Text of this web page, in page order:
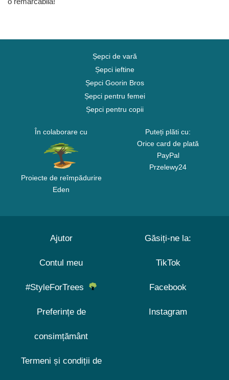
Șepci de vară
Șepci ieftine
Șepci Goorin Bros
Șepci pentru femei
Șepci pentru copii
În colaborare cu
Proiecte de reîmpădurire
Eden
Puteți plăti cu:
Orice card de plată
PayPal
Przelewy24
Ajutor
Contul meu
#StyleForTrees
Preferințe de
consimțământ
Termeni și condiții de
Găsiți-ne la:
TikTok
Facebook
Instagram